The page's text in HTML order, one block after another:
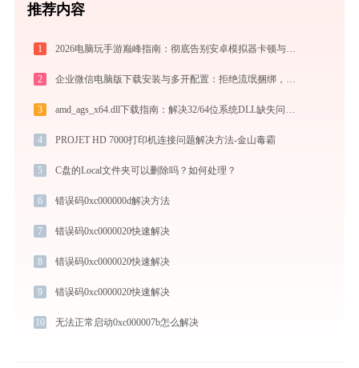
推荐内容
1 2026电脑玩手游巅峰指南：彻底告别安卓模拟器卡顿与捆绑，体验官方原生多端互通
2
3
4 PROJET HD 7000打印机连接问题解决方法-金山毒霸
5 C盘的Local文件夹可以删除吗？如何处理？
6 错误码0xc000000d解决方法
7 错误码0xc0000020快速解决
8 错误码0xc0000020快速解决
9 错误码0xc0000020快速解决
10 无法正常启动0xc000007b怎么解决